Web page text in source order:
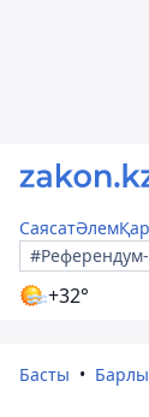
СаясатӘлем
+32°
Басты